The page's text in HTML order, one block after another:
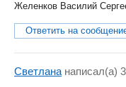
Желенков Василий
Ответить на
Светлана написал(a)